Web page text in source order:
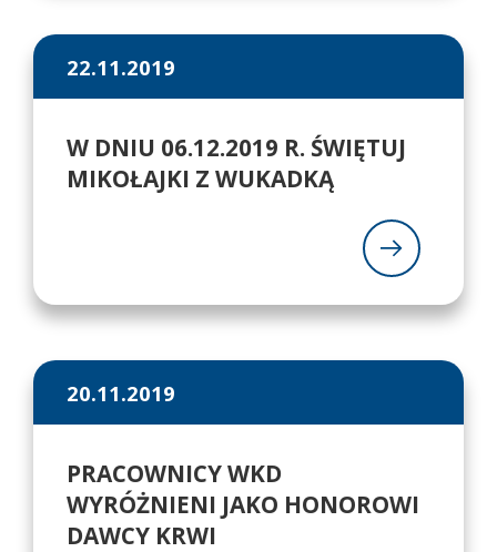
22.11.2019
W DNIU 06.12.2019 R. ŚWIĘTUJ
MIKOŁAJKI Z WUKADKĄ
20.11.2019
PRACOWNICY WKD
WYRÓŻNIENI JAKO HONOROWI
DAWCY KRWI